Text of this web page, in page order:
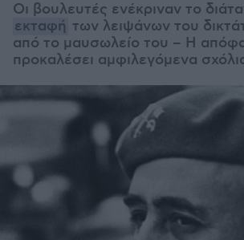
Οι βουλευτές ενέκριναν το
εκταφή των λειψάνων του
από το μαυσωλείο του – Η
προκαλέσει αμφιλεγόμενα